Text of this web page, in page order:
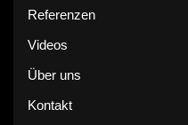
Referenzen
Videos
Über uns
Kontakt